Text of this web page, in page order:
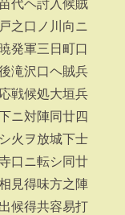
代ヘ討入候賊
之口ノ川向ニ
発軍三日町口
滝沢口ヘ賊兵
戦候処大垣兵
ニ対陣同廿四
火ヲ放城下士
口ニ転シ同廿
見得味方之陣
候得共容易打